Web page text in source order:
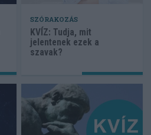
SZÓRAKOZÁS
KVÍZ: Tudja, mit
jelentenek ezek a
szavak?